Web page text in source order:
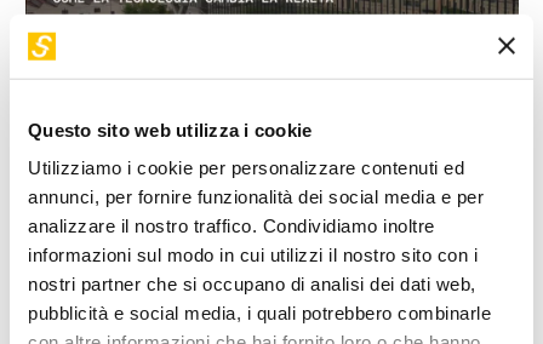
Questo sito web utilizza i cookie
Utilizziamo i cookie per personalizzare contenuti ed
annunci, per fornire funzionalità dei social media e per
analizzare il nostro traffico. Condividiamo inoltre
informazioni sul modo in cui utilizzi il nostro sito con i
nostri partner che si occupano di analisi dei dati web,
pubblicità e social media, i quali potrebbero combinarle
Cos’è veramente il Metaverso? Lo scopriamo insieme con
esempi e possibili scenari, affrontando le opportunità e le
implicazioni sulla vita quotidiana. Ci concentreremo su